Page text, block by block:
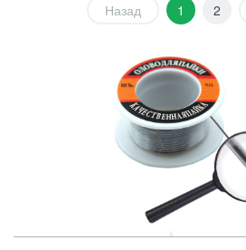
Назад 1 2